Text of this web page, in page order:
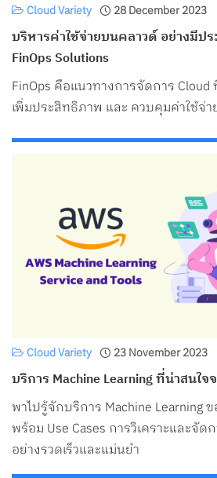
28 December 2023
Cloud Variety
บริหารค่าใช้จ่ายบนคลาวด์ อย่างมีป
FinOps Solutions
FinOps คือแนวทางการจัดการ
เพิ่มประสิทธิภาพ และ ควบคุมค่าใช้จ่
23 November 2023
Cloud Variety
บริการ Machine Learning ที่น่าสนใจ
พาไปรู้จักบริการ Machine Learning
พร้อม Use Cases การวิเคราะและจั
อย่างรวดเร็วและแม่นยำ